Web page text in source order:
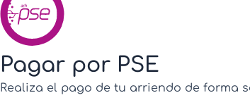
Pagar por PSE
Realiza el pago de tu arriendo de forma